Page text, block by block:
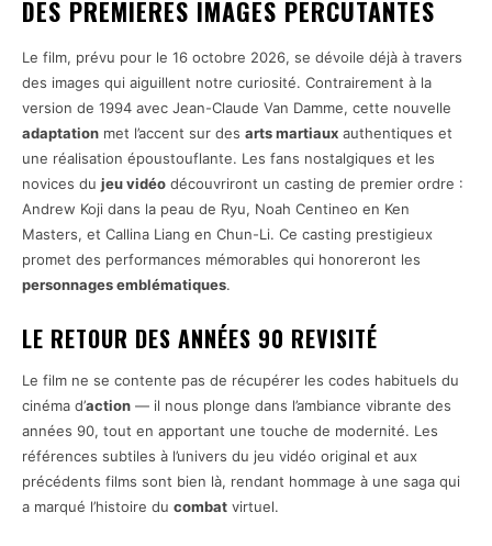
DES PREMIÈRES IMAGES PERCUTANTES
Le film, prévu pour le 16 octobre 2026, se dévoile déjà à travers
des images qui aiguillent notre curiosité. Contrairement à la
version de 1994 avec Jean-Claude Van Damme, cette nouvelle
adaptation met l’accent sur des arts martiaux authentiques et
une réalisation époustouflante. Les fans nostalgiques et les
novices du jeu vidéo découvriront un casting de premier ordre :
Andrew Koji dans la peau de Ryu, Noah Centineo en Ken
Masters, et Callina Liang en Chun-Li. Ce casting prestigieux
promet des performances mémorables qui honoreront les
personnages emblématiques.
LE RETOUR DES ANNÉES 90 REVISITÉ
Le film ne se contente pas de récupérer les codes habituels du
cinéma d’action — il nous plonge dans l’ambiance vibrante des
années 90, tout en apportant une touche de modernité. Les
références subtiles à l’univers du jeu vidéo original et aux
précédents films sont bien là, rendant hommage à une saga qui
a marqué l’histoire du combat virtuel.